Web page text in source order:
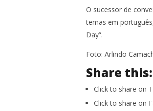
O sucessor de
temas em
Day”.
Foto: Arlindo
Share this:
Click to share on
Click to share on